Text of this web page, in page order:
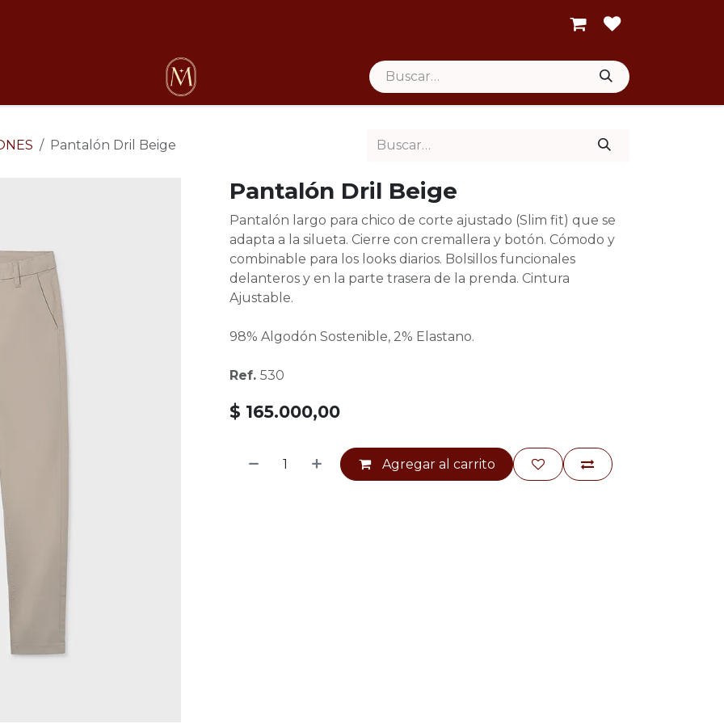
Pantalón Dril Beige
Pantalón Dril Beige
Pantalón largo para chico de corte ajustado (Slim fit) que se
adapta a la silueta. Cierre con cremallera y botón. Cómodo y
combinable para los looks diarios. Bolsillos funcionales
delanteros y en la parte trasera de la prenda. Cintura
Ajustable.
98% Algodón Sostenible, 2% Elastano.
Ref. 530
$ 165.000,00
Agregar al carrito